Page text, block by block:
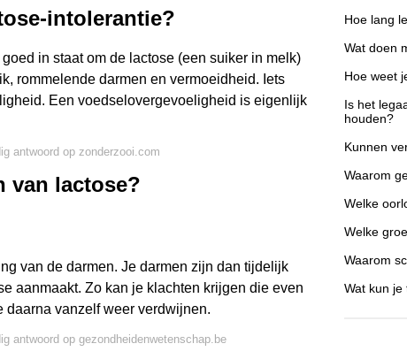
intolerantie?
in staat om de lactose (een suiker in melk)
rommelende darmen en vermoeidheid. Iets
Een voedselovergevoeligheid is eigenlijk
antwoord op zonderzooi.com
van lactose?
van de darmen. Je darmen zijn dan tijdelijk
aanmaakt. Zo kan je klachten krijgen die even
daarna vanzelf weer verdwijnen.
antwoord op gezondheidenwetenschap.be
Hoe lang
Wat doen
Hoe weet
Is het
houden?
Kunnen
Waarom
Welke
Welke
Waarom
Wat kun